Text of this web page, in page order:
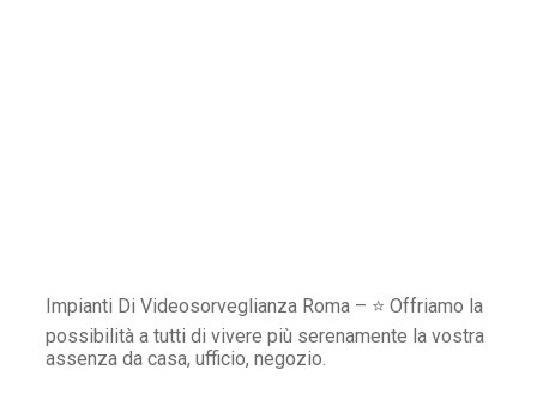
Impianti Di Videosorveglianza Roma – ⭐ Offriamo la
possibilità a tutti di vivere più serenamente la vostra
assenza da casa, ufficio, negozio.